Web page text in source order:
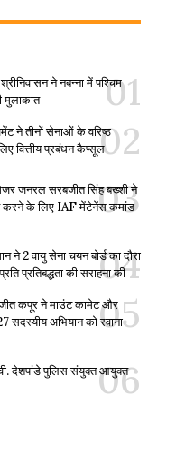
ने नबन्ना में पश्चिम
मुलाकात
तीनों सेनाओं के वरिष्ठ
वित्तीय प्रबंधन कैप्सूल
जनरल सरबजीत सिंह बख्शी ने
करने के लिए IAF मेंटेनेंस कमांड
ने 2 वायु सेना चयन बोर्ड का दौरा
प्रतिबद्धता की सराहना की
कपूर ने माउंट कामेट और
सदस्यीय अभियान को रवाना
देशपांडे पुलिस संयुक्त आयुक्त